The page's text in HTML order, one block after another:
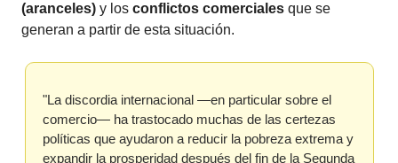
(aranceles) y los conflictos comerciales que se
generan a partir de esta situación.
"La discordia internacional —en particular sobre el
comercio— ha trastocado muchas de las certezas
políticas que ayudaron a reducir la pobreza extrema y
expandir la prosperidad después del fin de la Segunda